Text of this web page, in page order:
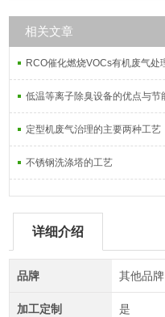
相关文章
RCO催化燃烧VOCs有机废气处
低温等离子除臭设备的优点与节
定型机废气治理的主要两种工艺
不锈钢洗涤塔的工艺
详细介绍
品牌 其他品牌
加工定制 是